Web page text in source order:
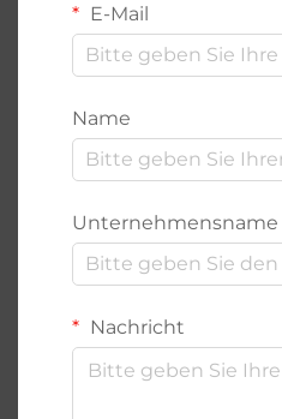
E-Mail
Name
Unternehmensname
Nachricht